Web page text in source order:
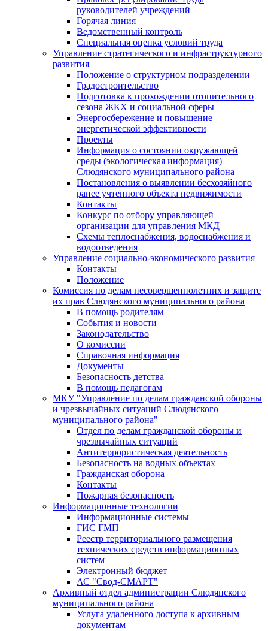
руководителей учреждений
Горячая линия
Ведомственный контроль
Специальная оценка условий труда
Управление стратегического и инфраструктурного
развития
Положение о структурном подразделении
Градостроительство
Подготовка к прохождении отопительного
сезона ЖКХ и социальной сферы
Энергосбережение и повышение
энергетической эффективности
Проекты
Информация о состоянии окружающей
среды (экологическая информация)
Слюдянского муниципального района
Постановления о выявлении бесхозяйного
ранее учтенного объекта недвижимости
Контакты
Конкурс по отбору управляющей
организации для управления МКД
Схемы теплоснабжения, водоснабжения и
водоотведения
Управление социально-экономического развития
Контакты
Положение
Комиссия по делам несовершеннолетних и защите
их прав Слюдянского муниципального района
В помощь родителям
События и новости
Законодательство
О комиссии
Справочная информация
Документы
Безопасность детства
В помощь педагогам
МКУ "Управление по делам гражданской обороны
и чрезвычайных ситуаций Слюдянского
муниципального района"
Отдел по делам гражданской обороны и
чрезвычайных ситуаций
Антитеррористическая деятельность
Безопасность на водных объектах
Гражданская оборона
Контакты
Пожарная безопасность
Информационные технологии
Информационные системы
ГИС ГМП
Реестр территориального размещения
технических средств информационных
систем
Электронный бюджет
АС "Свод-СМАРТ"
Архивный отдел администрации Слюдянского
муниципального района
Услуга удаленного доступа к архивным
документам